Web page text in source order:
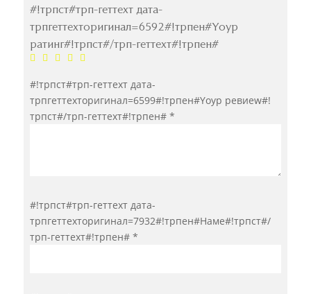
#!трпст#трп-геттеxт дата-
трпгеттеxторигинал=6592#!трпен#Yоур
ратинг#!трпст#/трп-геттеxт#!трпен#
#!трпст#трп-геттеxт дата-
трпгеттеxторигинал=6599#!трпен#Yоур ревиеw#!
трпст#/трп-геттеxт#!трпен# *
#!трпст#трп-геттеxт дата-
трпгеттеxторигинал=7932#!трпен#Наме#!трпст#/
трп-геттеxт#!трпен# *